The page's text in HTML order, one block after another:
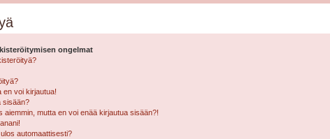
ongelmat
en voi kirjautua!
sisään?
aiemmin, mutta en voi enää kirjautua sisään?!
automaattisesti?